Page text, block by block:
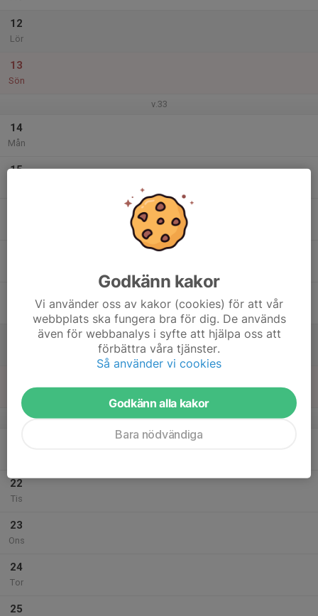
12
Lör
13
Sön
v.33
14
Mån
15
Sön
v.34
22
Tis
23
Ons
24
Tor
25
Godkänn kakor
Vi använder oss av kakor (cookies) för att vår
webbplats ska fungera bra för dig. De används
även för webbanalys i syfte att hjälpa oss att
förbättra våra tjänster.
Så använder vi cookies
Godkänn alla kakor
Bara nödvändiga